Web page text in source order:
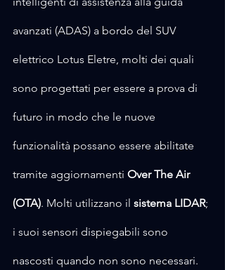
avanzati (ADAS) a bordo del SUV
elettrico Lotus Eletre, molti dei quali
sono progettati per essere a prova di
futuro in modo che le nuove
funzionalità possano essere abilitate
tramite aggiornamenti Over The Air
(OTA). Molti utilizzano il sistema LIDAR;
i suoi sensori dispiegabili sono
nascosti quando non sono necessari.